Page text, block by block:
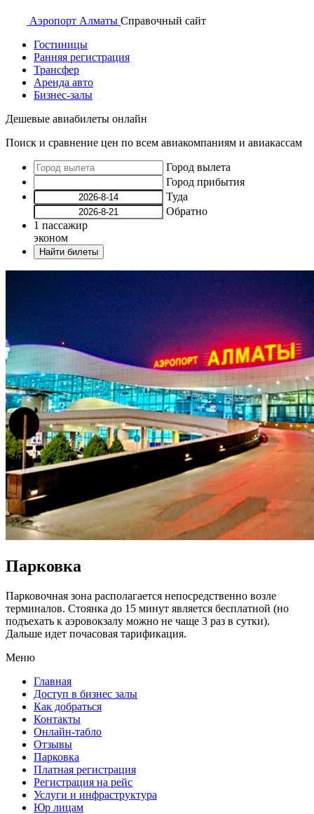
Аэропорт Алматы Справочный сайт
Гостиницы
Ранняя регистрация
Трансфер
Аренда авто
Бизнес-залы
Дешевые авиабилеты онлайн
Поиск и сравнение цен по всем авиакомпаниям и авиакассам
Город вылета
Город прибытия
Туда
Обратно
1 пассажир
эконом
Найти билеты
Парковка
Парковочная зона располагается непосредственно возле
терминалов. Стоянка до 15 минут является бесплатной (но
подъехать к аэровокзалу можно не чаще 3 раз в сутки).
Дальше идет почасовая тарификация.
Меню
Главная
Доступ в бизнес залы
Как добраться
Контакты
Онлайн-табло
Отзывы
Парковка
Платная регистрация
Регистрация на рейс
Услуги и инфраструктура
Юр лицам